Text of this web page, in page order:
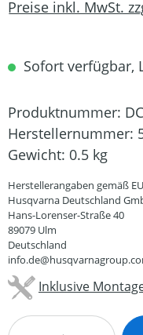
Preise inkl. MwSt.
Sofort verfügbar,
Produktnummer:
Herstellernummer:
Gewicht: 0.5 kg
Herstellerangaben gemäß
Husqvarna Deutschland
Hans-Lorenser-Straße 40
89079 Ulm
Deutschland
Inklusive
Produkt